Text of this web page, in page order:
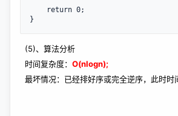
return 0;
}
(5)、算法分析
时间复杂度： O(nlogn);
最坏情况：已经排好序或完全逆序，此时时